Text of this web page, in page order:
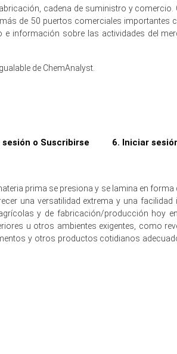
la disponibilidad de láminas de aluminio en
de Nueva York.
ofertas CFR firmes en la región.
de inventario y la demanda estacional
equilibraron las escaseces, suavizando la
en la entrega CFR Nueva York.
cadena de suministro y comercio.
de 50 puertos comerciales importantes
e información sobre las actividades del
de ChemAnalyst.
sesión o Suscribirse 6. Iniciar
prima se presiona y se lamina en forma
una versatilidad extrema y una facilidad
y de fabricación/producción hoy
u otros ambientes exigentes, como
y otros productos cotidianos